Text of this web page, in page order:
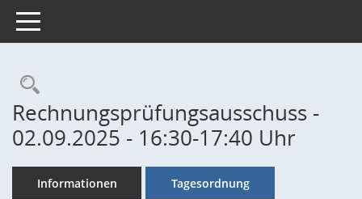
Toggle navigation
Rechercheauswahl
Rechnungsprüfungsausschuss -
02.09.2025 - 16:30-17:40 Uhr
Informationen Tagesordnung